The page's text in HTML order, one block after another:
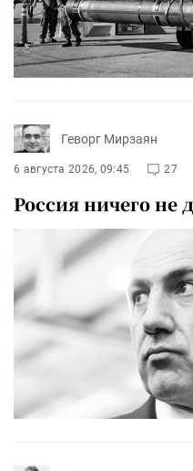
Геворг Мирзаян
6 августа 2026, 09:45 27
Россия ничего